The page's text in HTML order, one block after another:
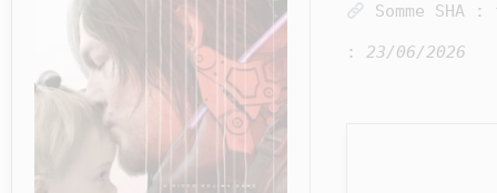
Somme SHA :
: 23/06/2026